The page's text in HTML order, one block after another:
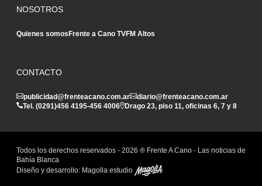
NOSOTROS
Quienes somosFrente a Cano TVFM Altos
CONTACTO
publicidad@frenteacano.com.ar
diario@frenteacano.com.ar
Tel. (0291)456 4195-456 4006 Drago 23, piso 11, oficinas 6, 7 y 8
Todos los derechos reservados - 2026 ® Frente A Cano - Las noticias de
Bahía Blanca
Diseño y desarrollo: Magolla estudio